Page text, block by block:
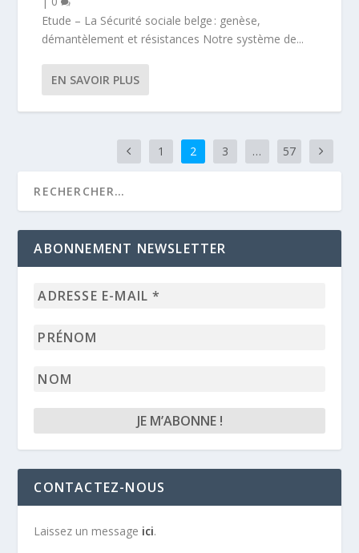
Etude – La Sécurité sociale belge : genèse,
démantèlement et résistances Notre système de...
EN SAVOIR PLUS
1 2 3 … 57
ABONNEMENT NEWSLETTER
Adresse
*
Prénom
Nom
CONTACTEZ-NOUS
Laissez un message ici.